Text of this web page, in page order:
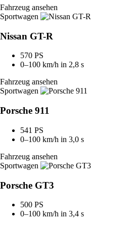
Fahrzeug ansehen
Sportwagen
Nissan GT-R
570 PS
0–100 km/h in 2,8 s
Fahrzeug ansehen
Sportwagen
Porsche 911
541 PS
0–100 km/h in 3,0 s
Fahrzeug ansehen
Sportwagen
Porsche GT3
500 PS
0–100 km/h in 3,4 s